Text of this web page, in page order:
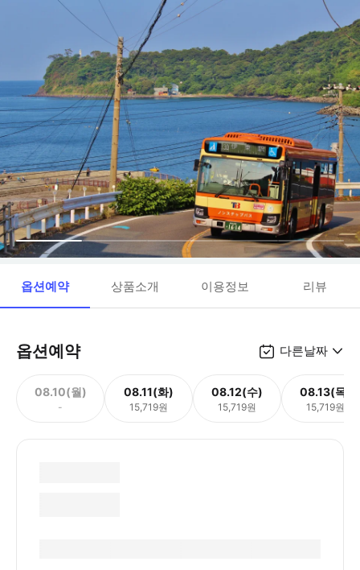
옵션예약 상품소개 이용정보 리뷰
옵션예약 다른날짜
08.10(월)
-
08.11(화)
15,719원
08.12(수)
15,719원
08.13(목)
15,719원